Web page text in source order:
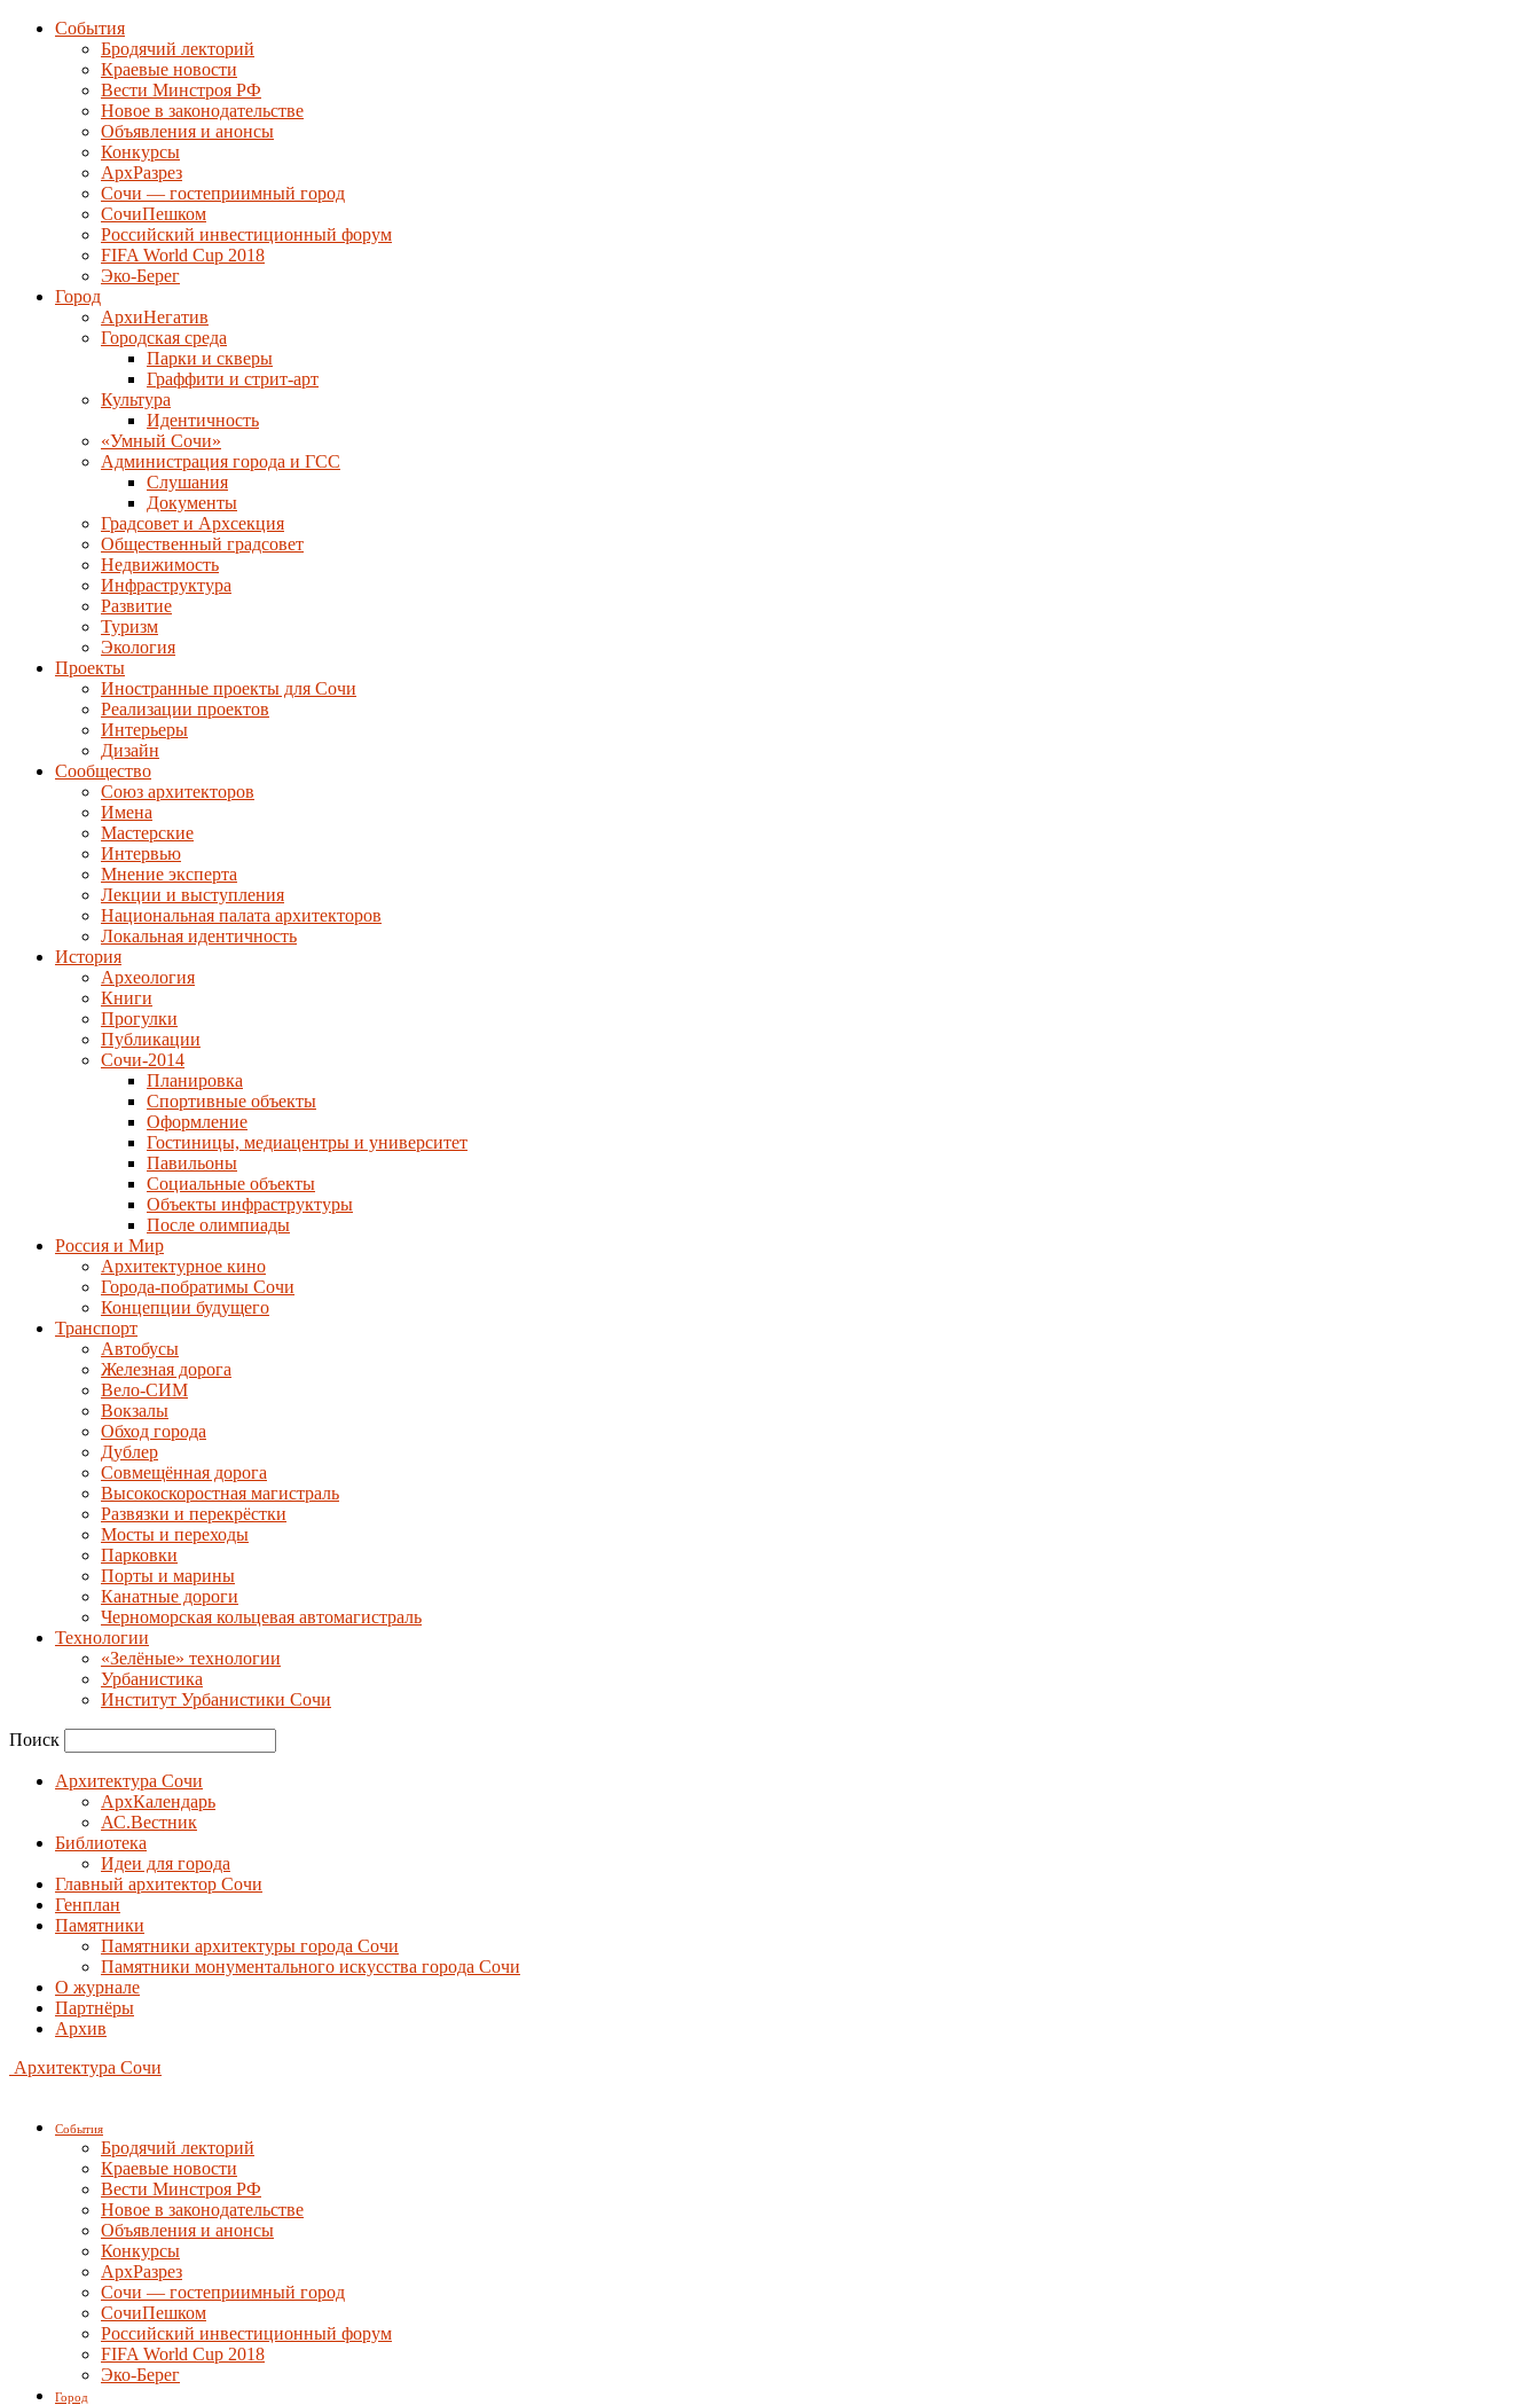
События
Бродячий лекторий
Краевые новости
Вести Минстроя РФ
Новое в законодательстве
Объявления и анонсы
Конкурсы
АрхРазрез
Сочи — гостеприимный город
СочиПешком
Российский инвестиционный форум
FIFA World Cup 2018
Эко-Берег
Город
АрхиНегатив
Городская среда
Парки и скверы
Граффити и стрит-арт
Культура
Идентичность
«Умный Сочи»
Администрация города и ГСС
Слушания
Документы
Градсовет и Архсекция
Общественный градсовет
Недвижимость
Инфраструктура
Развитие
Туризм
Экология
Проекты
Иностранные проекты для Сочи
Реализации проектов
Интерьеры
Дизайн
Сообщество
Союз архитекторов
Имена
Мастерские
Интервью
Мнение эксперта
Лекции и выступления
Национальная палата архитекторов
Локальная идентичность
История
Археология
Книги
Прогулки
Публикации
Сочи-2014
Планировка
Спортивные объекты
Оформление
Гостиницы, медиацентры и университет
Павильоны
Социальные объекты
Объекты инфраструктуры
После олимпиады
Россия и Мир
Архитектурное кино
Города-побратимы Сочи
Концепции будущего
Транспорт
Автобусы
Железная дорога
Вело-СИМ
Вокзалы
Обход города
Дублер
Совмещённая дорога
Высокоскоростная магистраль
Развязки и перекрёстки
Мосты и переходы
Парковки
Порты и марины
Канатные дороги
Черноморская кольцевая автомагистраль
Технологии
«Зелёные» технологии
Урбанистика
Институт Урбанистики Сочи
Поиск
Архитектура Сочи
АрхКалендарь
АС.Вестник
Библиотека
Идеи для города
Главный архитектор Сочи
Генплан
Памятники
Памятники архитектуры города Сочи
Памятники монументального искусства города Сочи
О журнале
Партнёры
Архив
Архитектура Сочи
События
Бродячий лекторий
Краевые новости
Вести Минстроя РФ
Новое в законодательстве
Объявления и анонсы
Конкурсы
АрхРазрез
Сочи — гостеприимный город
СочиПешком
Российский инвестиционный форум
FIFA World Cup 2018
Эко-Берег
Город